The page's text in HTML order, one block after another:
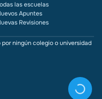
las escuelas
Apuntes
Revisiones
ningún colegio o universidad